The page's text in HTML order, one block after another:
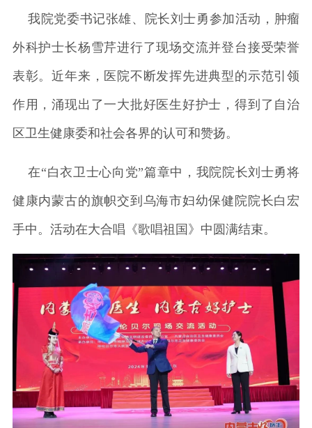
我院党委书记张雄、院长刘士勇参加活动，肿瘤
外科护士长杨雪芹进行了现场交流并登台接受荣誉
表彰。近年来，医院不断发挥先进典型的示范引领
作用，涌现出了一大批好医生好护士，得到了自治
区卫生健康委和社会各界的认可和赞扬。
在“白衣卫士心向党”篇章中，我院院长刘士勇将
健康内蒙古的旗帜交到乌海市妇幼保健院院长白宏
手中。活动在大合唱《歌唱祖国》中圆满结束。